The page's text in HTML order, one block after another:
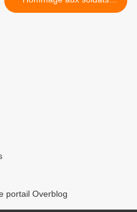
morts pour la France >
portail Overblog